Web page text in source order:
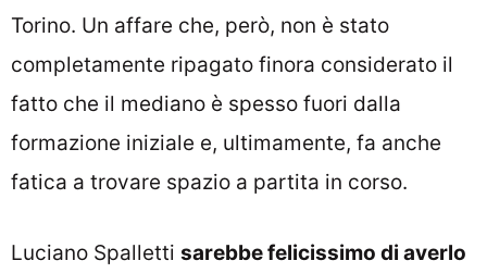
Torino. Un affare che, però, non è stato
completamente ripagato finora considerato il
fatto che il mediano è spesso fuori dalla
formazione iniziale e, ultimamente, fa anche
fatica a trovare spazio a partita in corso.
Luciano Spalletti sarebbe felicissimo di averlo